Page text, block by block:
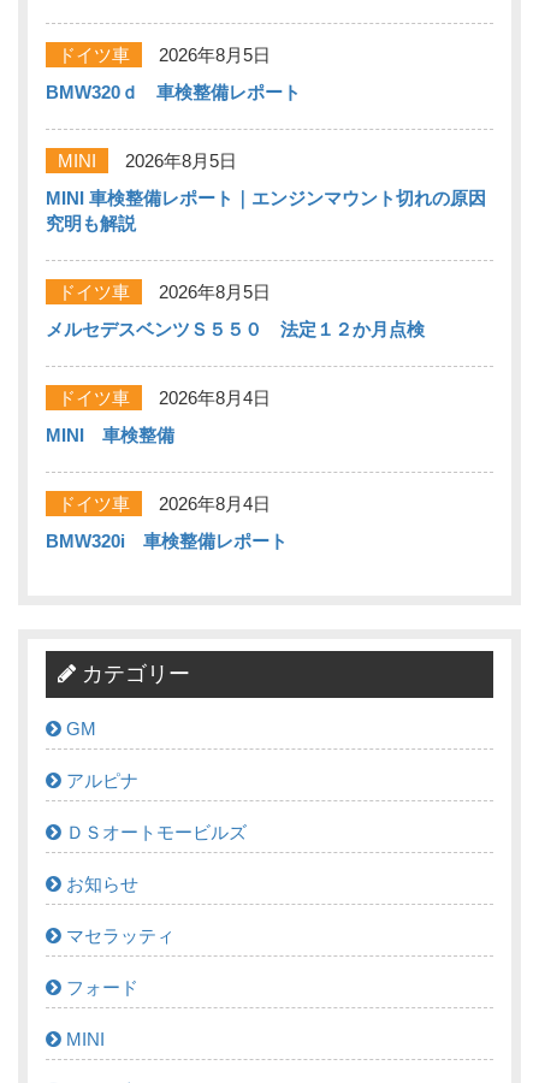
ドイツ車
2026年8月5日
BMW320ｄ 車検整備レポート
MINI
2026年8月5日
MINI 車検整備レポート｜エンジンマウント切れの原因
究明も解説
ドイツ車
2026年8月5日
メルセデスベンツＳ５５０ 法定１２か月点検
ドイツ車
2026年8月4日
MINI 車検整備
ドイツ車
2026年8月4日
BMW320i 車検整備レポート
カテゴリー
GM
アルピナ
ＤＳオートモービルズ
お知らせ
マセラッティ
フォード
MINI